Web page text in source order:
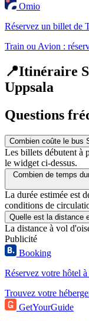
Omio
Réservez un billet de
Train ou Avion :
📍Itinéraire
Uppsala
Questions
Combien coûte le bus
Les billets débutent à
le widget ci-dessus.
Combien de temps
La durée estimée est
conditions de
Quelle est la distance
La distance à vol
Publicité
Booking
Réservez votre hôtel
Trouvez votre
GetYourGuide